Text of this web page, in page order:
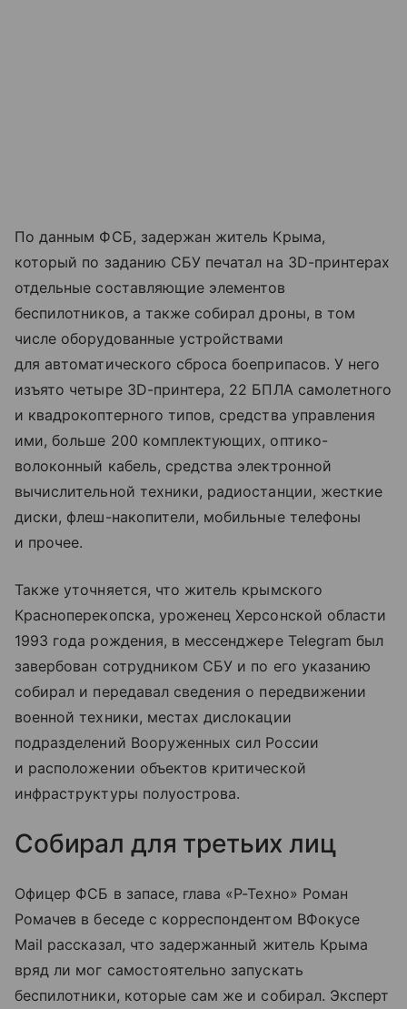
По данным ФСБ, задержан житель Крыма,
который по заданию СБУ печатал на 3D-принтерах
отдельные составляющие элементов
беспилотников, а также собирал дроны, в том
числе оборудованные устройствами
для автоматического сброса боеприпасов. У него
изъято четыре ЗD-принтера, 22 БПЛА самолетного
и квадрокоптерного типов, средства управления
ими, больше 200 комплектующих, оптико-
волоконный кабель, средства электронной
вычислительной техники, радиостанции, жесткие
диски, флеш-накопители, мобильные телефоны
и прочее.
Также уточняется, что житель крымского
Красноперекопска, уроженец Херсонской области
1993 года рождения, в мессенджере Telegram был
завербован сотрудником СБУ и по его указанию
собирал и передавал сведения о передвижении
военной техники, местах дислокации
подразделений Вооруженных сил России
и расположении объектов критической
инфраструктуры полуострова.
Собирал для третьих лиц
Офицер ФСБ в запасе, глава «Р-Техно» Роман
Ромачев в беседе с корреспондентом ВФокусе
Mail рассказал, что задержанный житель Крыма
вряд ли мог самостоятельно запускать
беспилотники, которые сам же и собирал. Эксперт